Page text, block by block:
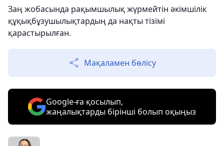
Заң жобасында рақымшылық жүрмейтін әкімшілік
құқықбұзушылықтардың да нақты тізімі
қарастырылған.
Мақаламен бөлісу
Google-ға қосылып,
жаңалықтарды бірінші болып оқыңыз